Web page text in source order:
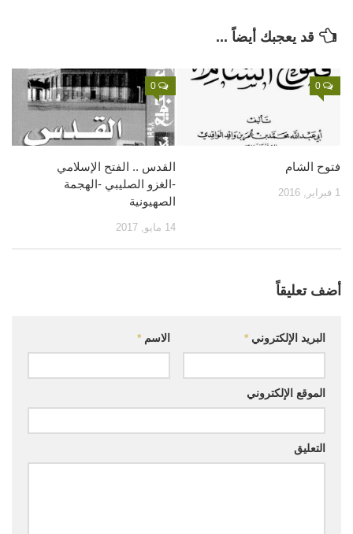
قد يعجبك أيضاً ...
0
فتوح الشام
1 فبراير, 2016
0
القدس .. الفتح الإسلامي
-الغزو الصليبي -الهجمة
الصهيونية
14 مايو, 2017
أضف تعليقاً
الاسم * البريد الإلكتروني *
الموقع الإلكتروني
التعليق